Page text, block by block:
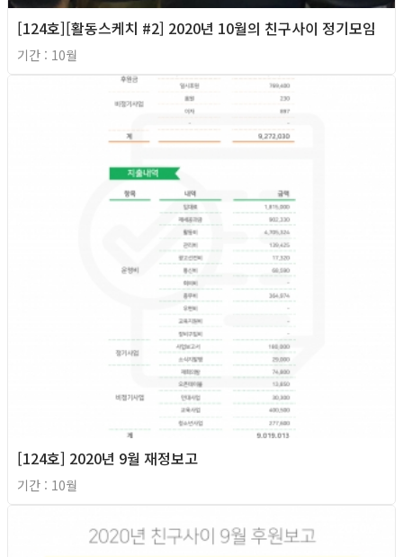
[124호][활동스케치 #2] 2020년 10월의 친구사이 정기모임
기간 : 10월
[124호] 2020년 9월 재정보고
기간 : 10월